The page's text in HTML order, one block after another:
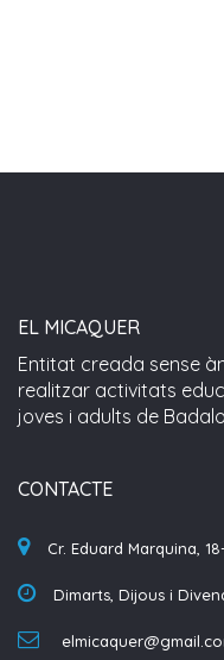
EL MICAQUER
Entitat creada sense
realitzar activitats
joves i adults de
CONTACTE
Cr. Eduard Marquina,
Dimarts, Dijous i